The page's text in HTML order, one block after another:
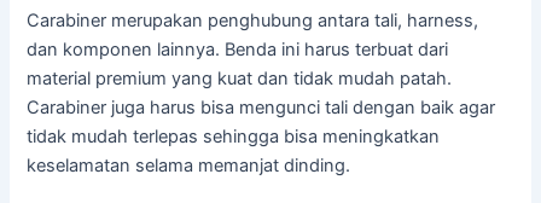
Carabiner merupakan penghubung antara tali, harness,
dan komponen lainnya. Benda ini harus terbuat dari
material premium yang kuat dan tidak mudah patah.
Carabiner juga harus bisa mengunci tali dengan baik agar
tidak mudah terlepas sehingga bisa meningkatkan
keselamatan selama memanjat dinding.